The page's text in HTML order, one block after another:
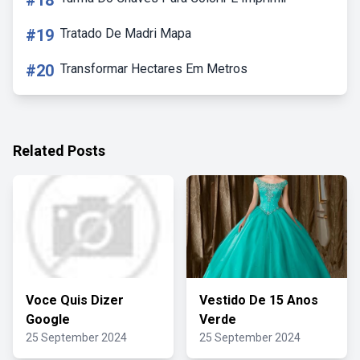
#19 Tratado De Madri Mapa
#20 Transformar Hectares Em Metros
Related Posts
Voce Quis Dizer
Google
25 September 2024
Vestido De 15 Anos
Verde
25 September 2024